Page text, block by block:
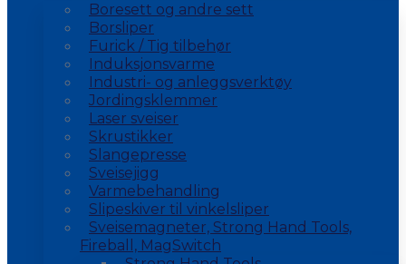
Boresett og andre sett
Borsliper
Furick / Tig tilbehør
Induksjonsvarme
Industri- og anleggsverktøy
Jordingsklemmer
Laser sveiser
Skrustikker
Slangepresse
Sveisejigg
Varmebehandling
Slipeskiver til vinkelsliper
Sveisemagneter, Strong Hand Tools,
Fireball, MagSwitch